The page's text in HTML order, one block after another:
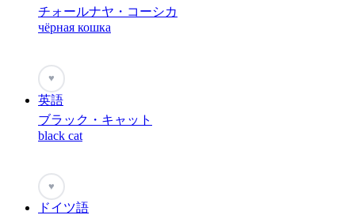
チォールナヤ・コーシカ
чёрная кошка
♥
英語
ブラック・キャット
black cat
♥
ドイツ語